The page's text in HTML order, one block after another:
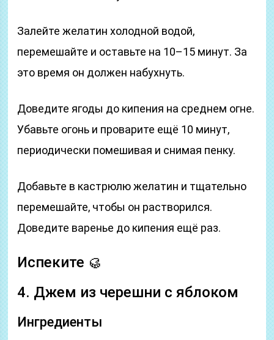
Залейте желатин холодной водой,
перемешайте и оставьте на 10–15 минут. За
это время он должен набухнуть.
Доведите ягоды до кипения на среднем огне.
Убавьте огонь и проварите ещё 10 минут,
периодически помешивая и снимая пенку.
Добавьте в кастрюлю желатин и тщательно
перемешайте, чтобы он растворился.
Доведите варенье до кипения ещё раз.
Испеките 🥮
4. Джем из черешни с яблоком
Ингредиенты